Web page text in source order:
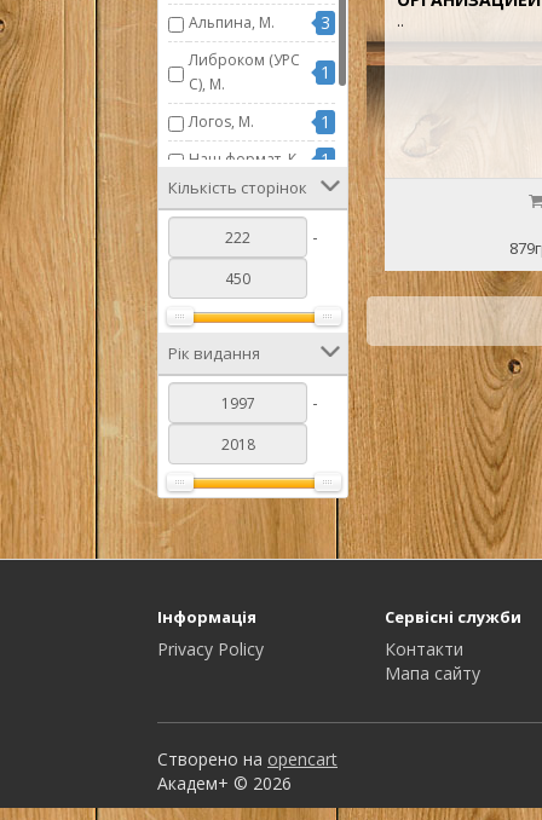
Альпина, М. 3
Либроком (УРС
С), М.
1
Логоs, М. 1
Наш формат, К. 1
Эдиториал УРС
С, М.
1
Экзамен, М.
Кількість сторінок
-
Рік видання
-
..
Інформація
Privacy Policy
Сервісні служби
Контакти
Мапа сайту
Створено на opencart
Академ+ © 2026